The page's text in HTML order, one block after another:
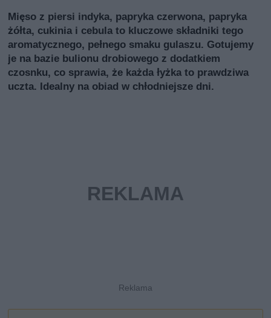
Mięso z piersi indyka, papryka czerwona, papryka
żółta, cukinia i cebula to kluczowe składniki tego
aromatycznego, pełnego smaku gulaszu. Gotujemy
je na bazie bulionu drobiowego z dodatkiem
czosnku, co sprawia, że każda łyżka to prawdziwa
uczta. Idealny na obiad w chłodniejsze dni.